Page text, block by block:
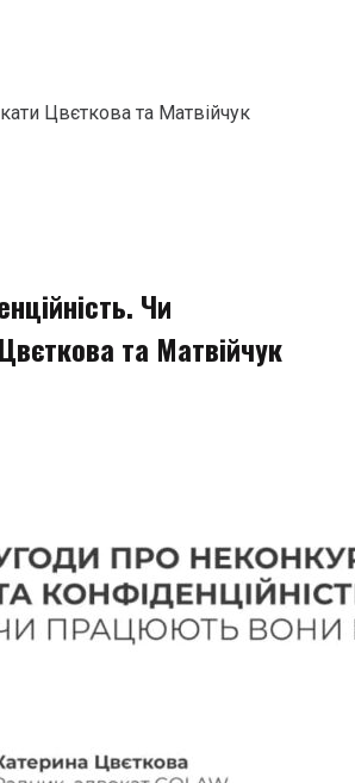
Цвєткова та Матвійчук
Чи
та Матвійчук